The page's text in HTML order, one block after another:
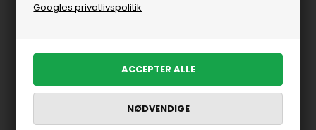
Googles privatlivspolitik